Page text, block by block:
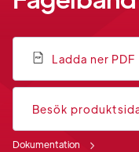
Ladda ner PDF
Besök
Dokumentation